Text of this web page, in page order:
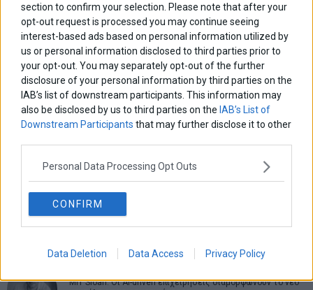
section to confirm your selection. Please note that after your
opt-out request is processed you may continue seeing
interest-based ads based on personal information utilized by
us or personal information disclosed to third parties prior to
your opt-out. You may separately opt-out of the further
disclosure of your personal information by third parties on the
IAB’s list of downstream participants. This information may
also be disclosed by us to third parties on the IAB’s List of
Downstream Participants that may further disclose it to other
Personal Data Processing Opt Outs
CONFIRM
Data Deletion Data Access Privacy Policy
Ελευθερία Κούρταλη
Οι «τιμωροί» των ομολόγων επέστρεψαν
Εύη Φραγκάκη
Η αληθινή παιδεία ξεκινά από την ψυχή…
Δημήτρης Καμπουράκης
Από την αποθέωση στην καταγγελία: Η Ελλάδα πάντα
ψάχνει τον επόμενο Μεσσία
MIT Sloan: Οι AI-driven επιχειρήσεις διαμορφώνουν το νέο